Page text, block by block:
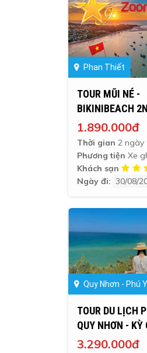
Phan Thiết
TOUR MŨI NÉ -
BIKINIBEACH
02/09
1.890.000đ
Thời gian 2 ngày
Phương tiện Xe
Khách sạn
Ngày đi:
Quy Nhơn - Phú
TOUR DU LỊCH
QUY NHƠN - KỲ
NGÀY 3 ĐÊM
3.290.000đ